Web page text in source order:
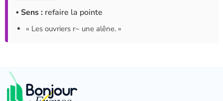
▪ Sens : refaire la pointe
« Les ouvriers r~ une alêne. »